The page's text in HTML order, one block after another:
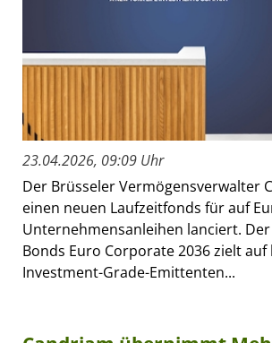
23.04.2026, 09:09 Uhr
Der Brüsseler Vermögensverwalter
einen neuen Laufzeitfonds für auf
Unternehmensanleihen lanciert.
Bonds Euro Corporate 2036 zielt
Investment-Grade-Emittenten...